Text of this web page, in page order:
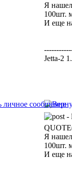
Я
100шт.
И еще
Jetta-2
-
Я
100шт.
И еще